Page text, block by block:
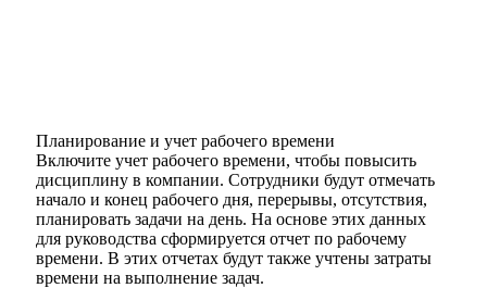
Планирование и учет рабочего времени
Включите учет рабочего времени, чтобы повысить
дисциплину в компании. Сотрудники будут отмечать
начало и конец рабочего дня, перерывы, отсутствия,
планировать задачи на день. На основе этих данных
для руководства сформируется отчет по рабочему
времени. В этих отчетах будут также учтены затраты
времени на выполнение задач.